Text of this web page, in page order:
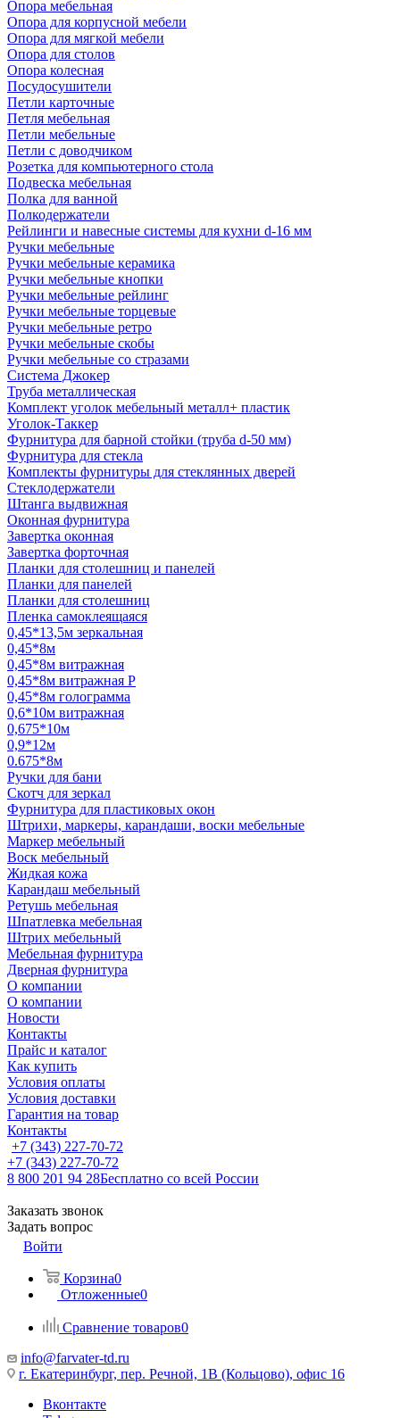
Опора мебельная
Опора для корпусной мебели
Опора для мягкой мебели
Опора для столов
Опора колесная
Посудосушители
Петли карточные
Петля мебельная
Петли мебельные
Петли с доводчиком
Розетка для компьютерного стола
Подвеска мебельная
Полка для ванной
Полкодержатели
Рейлинги и навесные системы для кухни d-16 мм
Ручки мебельные
Ручки мебельные керамика
Ручки мебельные кнопки
Ручки мебельные рейлинг
Ручки мебельные торцевые
Ручки мебельные ретро
Ручки мебельные скобы
Ручки мебельные со стразами
Система Джокер
Труба металлическая
Комплект уголок мебельный металл+ пластик
Уголок-Таккер
Фурнитура для барной стойки (труба d-50 мм)
Фурнитура для стекла
Комплекты фурнитуры для стеклянных дверей
Стеклодержатели
Штанга выдвижная
Оконная фурнитура
Завертка оконная
Завертка форточная
Планки для столешниц и панелей
Планки для панелей
Планки для столешниц
Пленка самоклеящаяся
0,45*13,5м зеркальная
0,45*8м
0,45*8м витражная
0,45*8м витражная Р
0,45*8м голограмма
0,6*10м витражная
0,675*10м
0,9*12м
0.675*8м
Ручки для бани
Скотч для зеркал
Фурнитура для пластиковых окон
Штрихи, маркеры, карандаши, воски мебельные
Маркер мебельный
Воск мебельный
Жидкая кожа
Карандаш мебельный
Ретушь мебельная
Шпатлевка мебельная
Штрих мебельный
Мебельная фурнитура
Дверная фурнитура
О компании
О компании
Новости
Контакты
Прайс и каталог
Как купить
Условия оплаты
Условия доставки
Гарантия на товар
Контакты
+7 (343) 227-70-72
+7 (343) 227-70-72
8 800 201 94 28Бесплатно со всей России
Заказать звонок
Задать вопрос
Войти
Корзина0
Отложенные0
Сравнение товаров0
info@farvater-td.ru
г. Екатеринбург, пер. Речной, 1В (Кольцово), офис 16
Вконтакте